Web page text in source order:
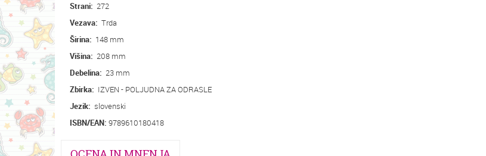
Strani: 272
Vezava: Trda
Širina: 148 mm
Višina: 208 mm
Debelina: 23 mm
Zbirka: IZVEN - POLJUDNA ZA ODRASLE
Jezik: slovenski
ISBN/EAN: 9789610180418